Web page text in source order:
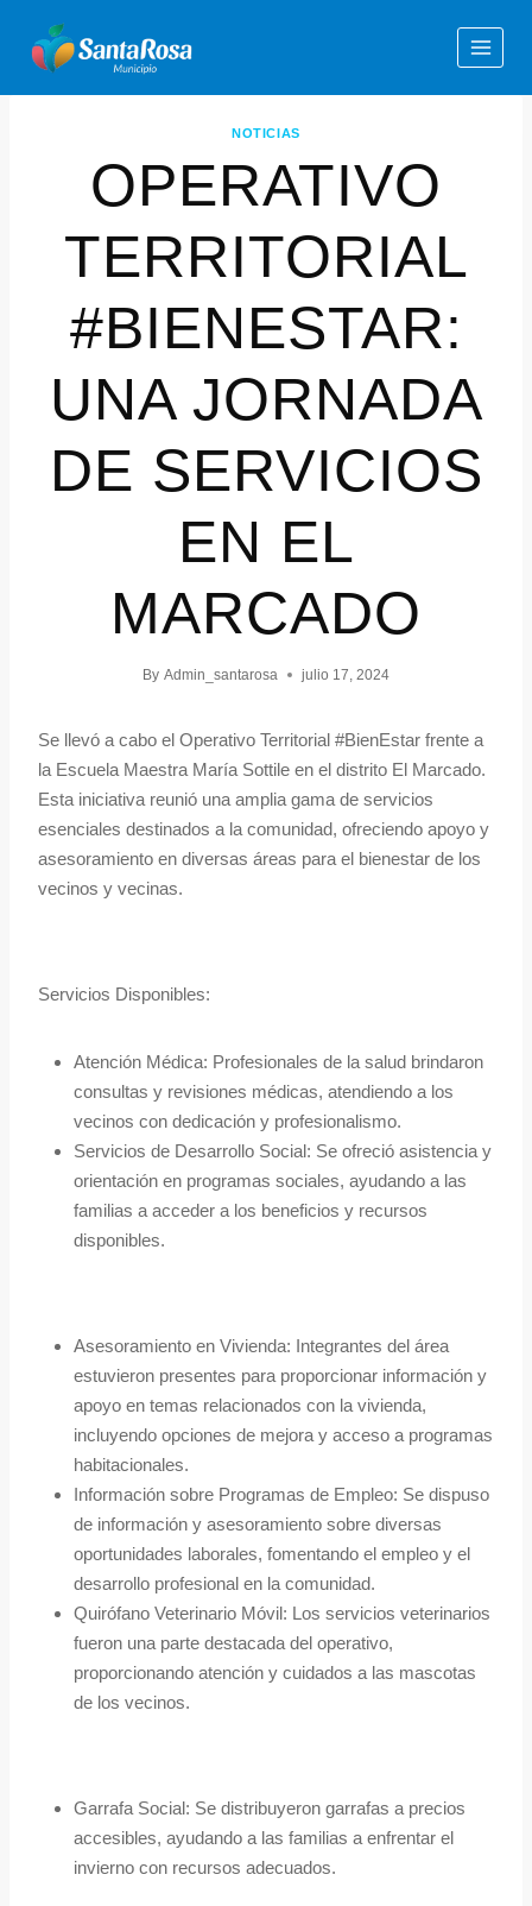
NOTICIAS
OPERATIVO
TERRITORIAL
#BIENESTAR:
UNA JORNADA
DE SERVICIOS
EN EL
MARCADO
By Admin_santarosa julio 17, 2024
Se llevó a cabo el Operativo Territorial #BienEstar frente a
la Escuela Maestra María Sottile en el distrito El Marcado.
Esta iniciativa reunió una amplia gama de servicios
esenciales destinados a la comunidad, ofreciendo apoyo y
asesoramiento en diversas áreas para el bienestar de los
vecinos y vecinas.
Servicios Disponibles:
Atención Médica: Profesionales de la salud brindaron
consultas y revisiones médicas, atendiendo a los
vecinos con dedicación y profesionalismo.
Servicios de Desarrollo Social: Se ofreció asistencia y
orientación en programas sociales, ayudando a las
familias a acceder a los beneficios y recursos
disponibles.
Asesoramiento en Vivienda: Integrantes del área
estuvieron presentes para proporcionar información y
apoyo en temas relacionados con la vivienda,
incluyendo opciones de mejora y acceso a programas
habitacionales.
Información sobre Programas de Empleo: Se dispuso
de información y asesoramiento sobre diversas
oportunidades laborales, fomentando el empleo y el
desarrollo profesional en la comunidad.
Quirófano Veterinario Móvil: Los servicios veterinarios
fueron una parte destacada del operativo,
proporcionando atención y cuidados a las mascotas
de los vecinos.
Garrafa Social: Se distribuyeron garrafas a precios
accesibles, ayudando a las familias a enfrentar el
invierno con recursos adecuados.